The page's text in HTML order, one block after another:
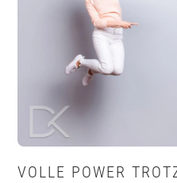
VOLLE POWER